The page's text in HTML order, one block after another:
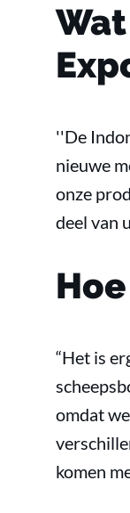
''De
nieuwe
onze
deel van
“Het is
omdat
komen